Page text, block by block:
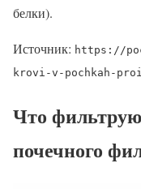
белки).
Источник: https://
krovi-v-pochkah-
Что
почечного